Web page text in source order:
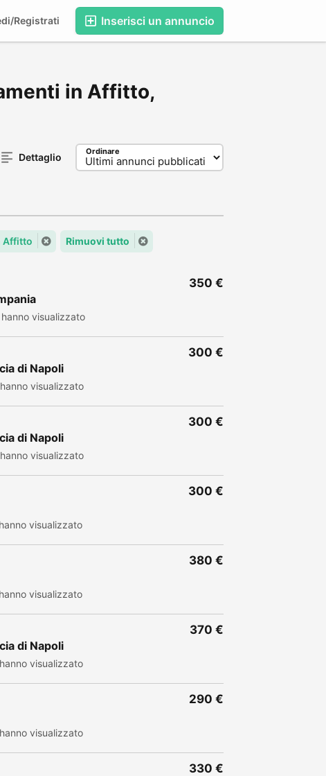
Inserisci un annuncio
Registrati
in Affitto,
Dettaglio Ordinare
Affitto Rimuovi tutto
visualizzato
350 €
di Napoli
visualizzato
300 €
di Napoli
visualizzato
300 €
visualizzato
300 €
visualizzato
380 €
di Napoli
visualizzato
370 €
visualizzato
290 €
330 €